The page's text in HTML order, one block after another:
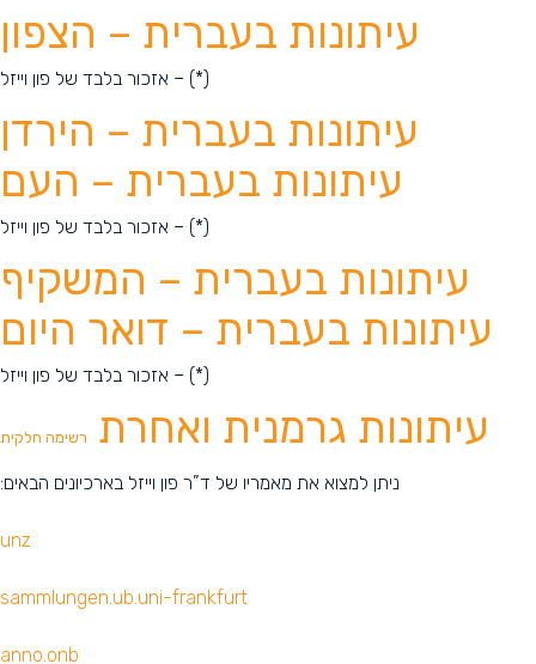
עיתונות בעברית – הצפון
(*) – אזכור בלבד של פון וייזל
עיתונות בעברית – הירדן
עיתונות בעברית – העם
(*) – אזכור בלבד של פון וייזל
עיתונות בעברית – המשקיף
עיתונות בעברית – דואר היום
(*) – אזכור בלבד של פון וייזל
עיתונות גרמנית ואחרת רשימה חלקית
ניתן למצוא את מאמריו של ד”ר פון וייזל בארכיונים הבאים:
unz
sammlungen.ub.uni-frankfurt
anno.onb